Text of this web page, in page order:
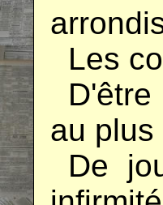
Les
au plus
De